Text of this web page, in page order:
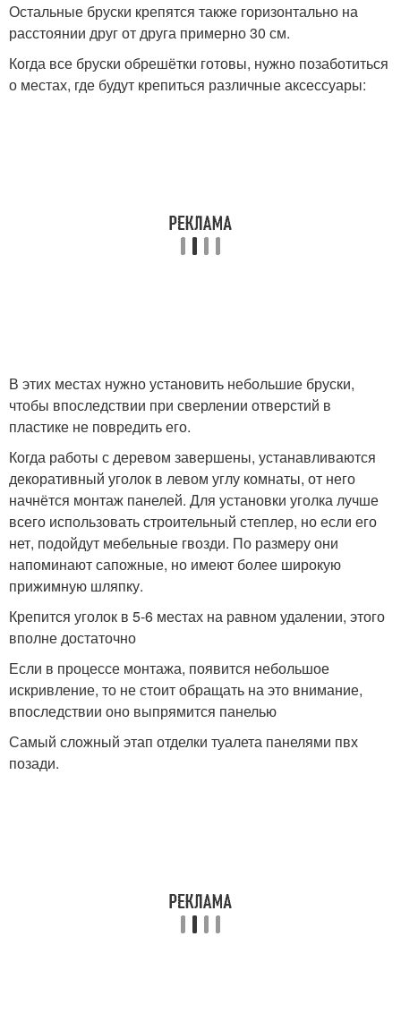
Остальные бруски крепятся также горизонтально на
расстоянии друг от друга примерно 30 см.
Когда все бруски обрешётки готовы, нужно позаботиться
о местах, где будут крепиться различные аксессуары:
В этих местах нужно установить небольшие бруски,
чтобы впоследствии при сверлении отверстий в
пластике не повредить его.
Когда работы с деревом завершены, устанавливаются
декоративный уголок в левом углу комнаты, от него
начнётся монтаж панелей. Для установки уголка лучше
всего использовать строительный степлер, но если его
нет, подойдут мебельные гвозди. По размеру они
напоминают сапожные, но имеют более широкую
прижимную шляпку.
Крепится уголок в 5-6 местах на равном удалении, этого
вполне достаточно
Если в процессе монтажа, появится небольшое
искривление, то не стоит обращать на это внимание,
впоследствии оно выпрямится панелью
Самый сложный этап отделки туалета панелями пвх
позади.